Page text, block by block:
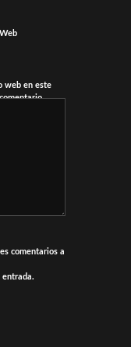
Web
web en este
comentarios a
entrada.